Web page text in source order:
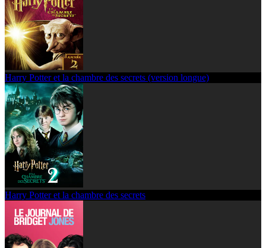
Harry Potter et la chambre des secrets (version longue)
Harry Potter et la chambre des secrets